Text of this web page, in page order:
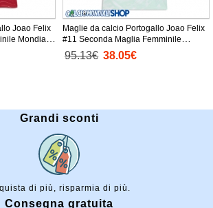
Joao Felix
Mondiali
Maglie da calcio Portogallo Joao Felix
#11 Seconda Maglia Femminile
Mondiali 2026 Manica Corta
95.13€ 38.05€
Grandi sconti
di più, risparmia di più.
Consegna gratuita